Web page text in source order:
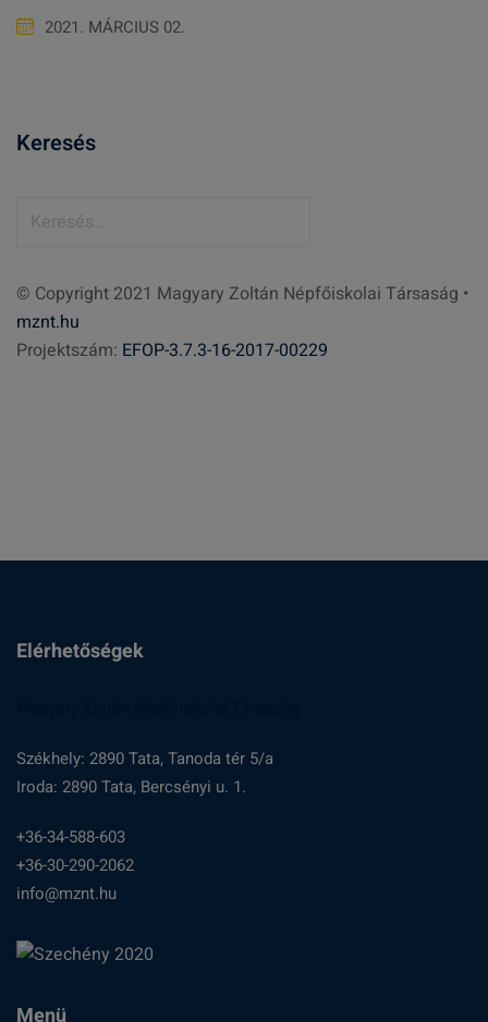
2021. MÁRCIUS 02.
Keresés
e
s
é
© Copyright 2021 Magyary Zoltán Népfőiskolai Társaság •
mznt.hu
Projektszám: EFOP-3.7.3-16-2017-00229
Elérhetőségek
Székhely: 2890 Tata, Tanoda tér 5/a
Iroda: 2890 Tata, Bercsényi u. 1.
+36-34-588-603
+36-30-290-2062
info@mznt.hu
Menü